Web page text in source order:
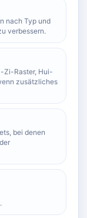
nach Typ und
verbessern.
Zi-Raster, Hui-
zusätzliches
bei denen